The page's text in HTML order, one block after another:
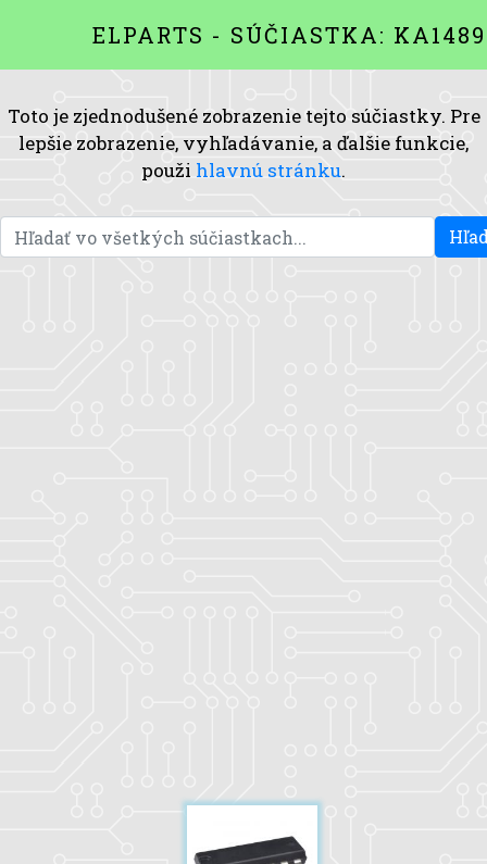
ELPARTS - SÚČIASTKA:
Toto je zjednodušené zobrazenie tejto súčiastky. Pre
lepšie zobrazenie, vyhľadávanie, a ďalšie funkcie,
použi hlavnú stránku.